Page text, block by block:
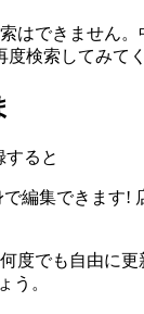
はできません
度検索してみて
ると
編集できます!
度でも自由に更
う。